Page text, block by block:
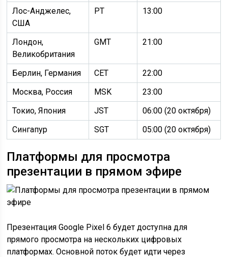
Лос-Анджелес,
США
PT 13:00
Лондон,
Великобритания
GMT 21:00
Берлин, Германия CET
22:00
Москва, Россия
MSK
23:00
Токио, Япония
JST
06:00 (20 октября)
Сингапур
SGT 05:00 (20 октября)
Платформы для просмотра
презентации в прямом эфире
Презентация Google Pixel 6 будет доступна для
прямого просмотра на нескольких цифровых
платформах. Основной поток будет идти через